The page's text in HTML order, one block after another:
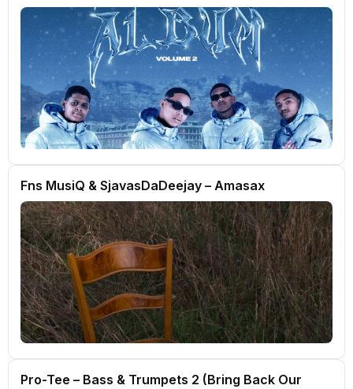
Fns MusiQ & SjavasDaDeejay – Amasax
Pro-Tee – Bass & Trumpets 2 (Bring Back Our